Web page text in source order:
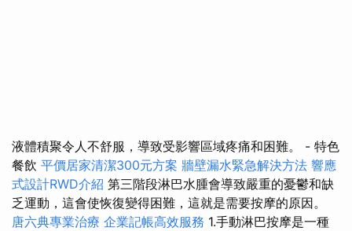
液體積聚令人不舒服，導致受影響區域疼痛和困難。 - 特色
餐飲 平價居家清潔300元方案 牆壁漏水緊急解決方法 響應
式設計RWD介紹 第三階段淋巴水腫會導致嚴重的憂鬱和缺
乏運動，這會使恢復變得困難，這就是需要按摩的原因。
唐六典專業治療 企業記帳高效服務 1.手動淋巴按摩是一種